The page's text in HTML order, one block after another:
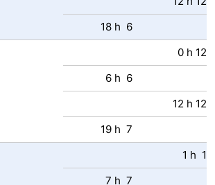
18 h 6
0 h 12
6 h 6
12 h 12
19 h 7
1 h 1
7 h 7